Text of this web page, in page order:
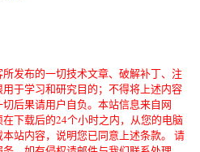
发布的一切技术文章、破解补丁、注
于学习和研究目的；不得将上述内容
后果请用户自负。本站信息来自网
下载后的24个小时之内，从您的电脑
站内容，说明您已同意上述条款。 请